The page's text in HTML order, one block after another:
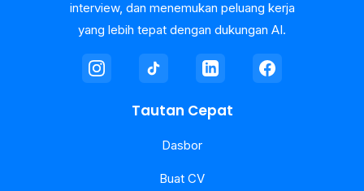
interview, dan menemukan peluang kerja
yang lebih tepat dengan dukungan AI.
Tautan Cepat
Dasbor
Buat CV